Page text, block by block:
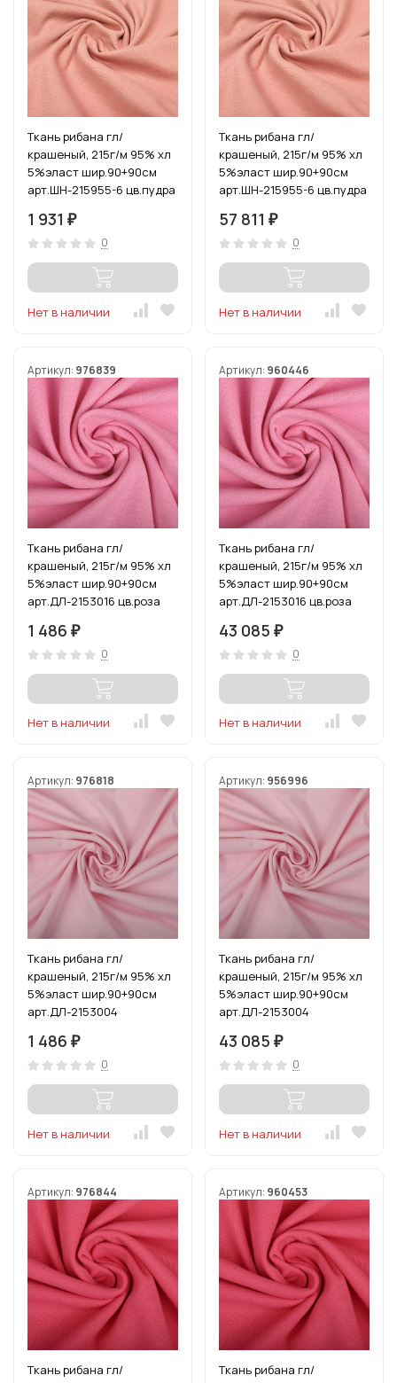
Ткань рибана гл/
крашеный, 215г/м 95% хл
5%эласт шир.90+90см
арт.ШН-215955-6 цв.пудра
1 931 ₽
0
Нет в наличии
Ткань рибана гл/
крашеный, 215г/м 95% хл
5%эласт шир.90+90см
арт.ШН-215955-6 цв.пудра
57 811 ₽
0
Нет в наличии
Артикул: 976839
Ткань рибана гл/
крашеный, 215г/м 95% хл
5%эласт шир.90+90см
арт.ДЛ-2153016 цв.роза
1 486 ₽
0
Нет в наличии
Артикул: 960446
Ткань рибана гл/
крашеный, 215г/м 95% хл
5%эласт шир.90+90см
арт.ДЛ-2153016 цв.роза
43 085 ₽
0
Нет в наличии
Артикул: 976818
Ткань рибана гл/
крашеный, 215г/м 95% хл
5%эласт шир.90+90см
арт.ДЛ-2153004
(1кг-2,52м)
1 486 ₽
0
Нет в наличии
Артикул: 956996
Ткань рибана гл/
крашеный, 215г/м 95% хл
5%эласт шир.90+90см
арт.ДЛ-2153004
80м (1кг-2,52м)
43 085 ₽
0
Нет в наличии
Артикул: 976844
Ткань рибана гл/
Артикул: 960453
Ткань рибана гл/